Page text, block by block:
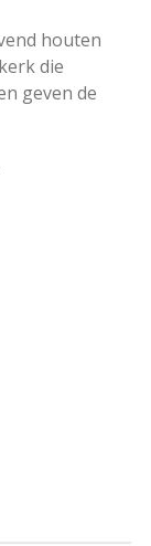
houten
die
geven de